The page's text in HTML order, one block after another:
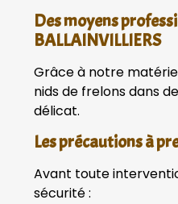
Des moyens
BALLAINVILLIERS
Grâce à notre
nids de frelons dans
délicat.
Les précautions à
Avant toute
sécurité :